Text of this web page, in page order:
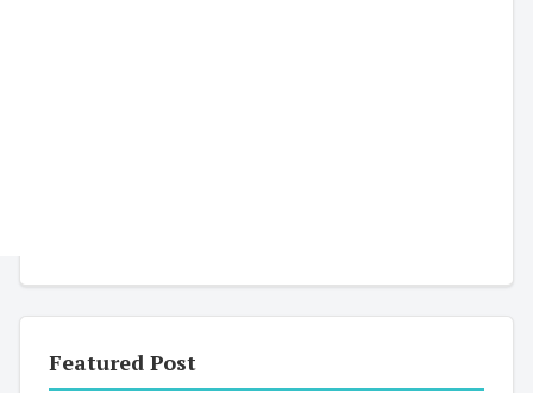
Featured Post